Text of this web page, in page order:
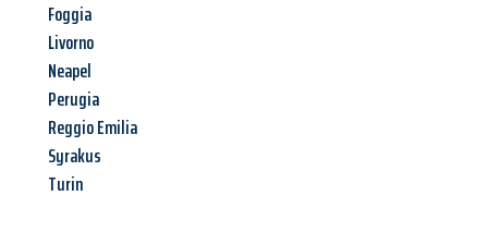
Foggia
Livorno
Neapel
Perugia
Reggio Emilia
Syrakus
Turin